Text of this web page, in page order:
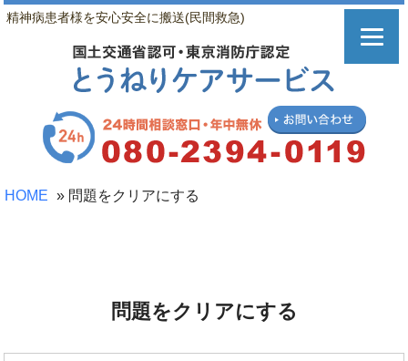
精神病患者様を安心安全に搬送(民間救急)
HOME » 問題をクリアにする
問題をクリアにする